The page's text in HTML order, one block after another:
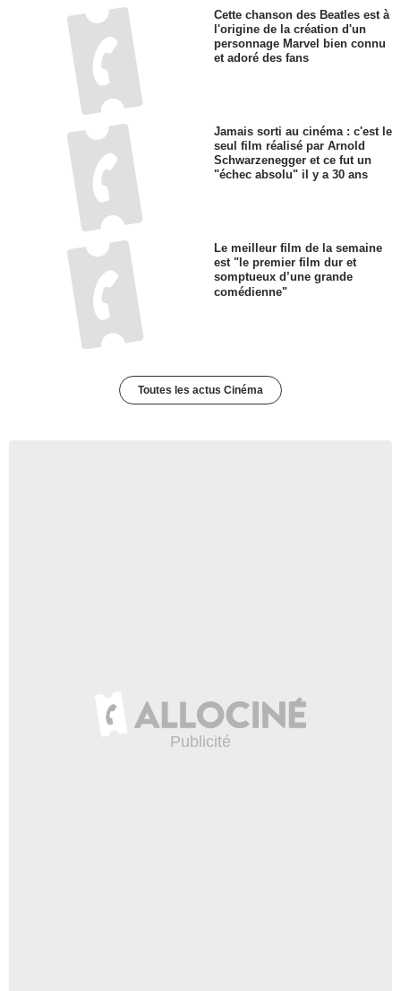
Cette chanson des Beatles est à
l'origine de la création d'un
personnage Marvel bien connu
et adoré des fans
Jamais sorti au cinéma : c'est le
seul film réalisé par Arnold
Schwarzenegger et ce fut un
"échec absolu" il y a 30 ans
Le meilleur film de la semaine
est "le premier film dur et
somptueux d’une grande
comédienne"
Toutes les actus Cinéma